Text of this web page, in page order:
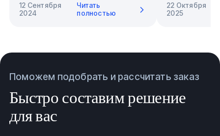
12 Сентября
2024
Читать
полностью
22 Октября
2025
Поможем подобрать и рассчитать заказ
Быстро составим решение
для вас